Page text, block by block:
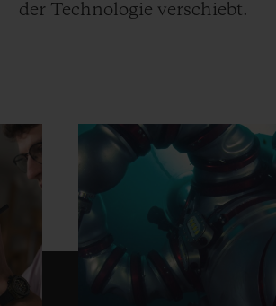
der Technologie verschiebt.